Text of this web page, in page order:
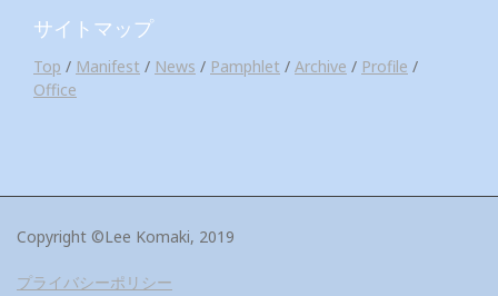
サイトマップ
Top / Manifest / News / Pamphlet / Archive / Profile /
Office
Copyright ©Lee Komaki, 2019
プライバシーポリシー